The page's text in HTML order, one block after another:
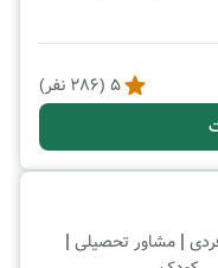
5
(
286 نفر)
| مشاور تحصیلی |